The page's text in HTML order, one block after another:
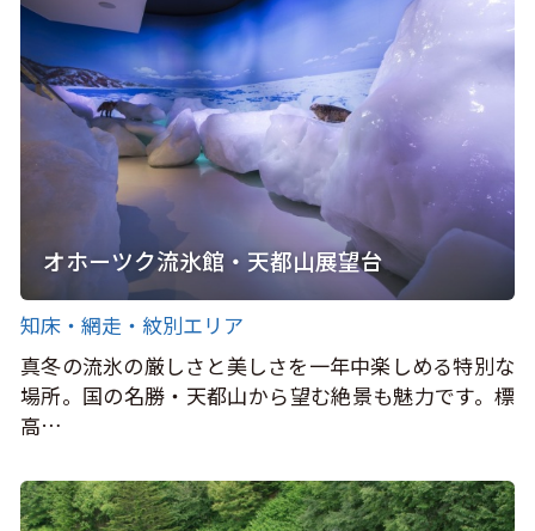
オホーツク流氷館・天都山展望台
知床・網走・紋別エリア
真冬の流氷の厳しさと美しさを一年中楽しめる特別な
場所。国の名勝・天都山から望む絶景も魅力です。標
高…